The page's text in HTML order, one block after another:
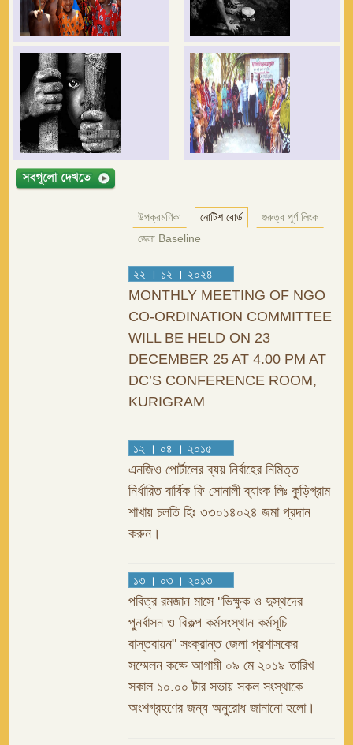
উপক্রমণিকা নোটিশ বোর্ড
গুরুত্ব পূর্ণ লিংক
জেলা Baseline
২২ । ১২ । ২০২৪
MONTHLY MEETING OF NGO
CO-ORDINATION COMMITTEE
WILL BE HELD ON 23
DECEMBER 25 AT 4.00 PM AT
DC’S CONFERENCE ROOM,
KURIGRAM
১২ । ০৪ । ২০১৫
এনজিও পোর্টালের ব্যয় নির্বাহের নিমিত্ত
নির্ধারিত বার্ষিক ফি সোনালী ব্যাংক লিঃ কুড়িগ্রাম
শাখায় চলতি হিঃ ৩৩০১৪০২৪ জমা প্রদান
করুন।
১৩ । ০৩ । ২০১৩
পবিত্র রমজান মাসে ''ভিক্ষুক ও দুস্থদের
পুনর্বাসন ও বিকল্প কর্মসংস্থান কর্মসূচি
বাস্তবায়ন" সংক্রান্ত জেলা প্রশাসকের
সম্মেলন কক্ষে আগামী ০৯ মে ২০১৯ তারিখ
সকাল ১০.০০ টার সভায় সকল সংস্থাকে
অংশগ্রহণের জন্য অনুরোধ জানানো হলো।